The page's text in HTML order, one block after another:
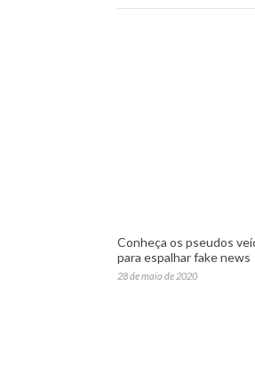
Conheça os pseudos
para espalhar fake news
28 de maio de 2020